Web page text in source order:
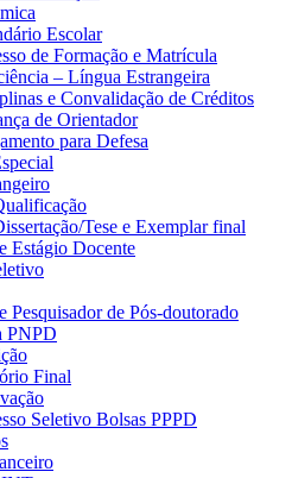
Escolar
de Formação e Matrícula
– Língua Estrangeira
e Convalidação de Créditos
de Orientador
para Defesa
Tese e Exemplar final
Estágio Docente
Pesquisador de Pós-doutorado
PNPD
Final
Seletivo Bolsas PPPD